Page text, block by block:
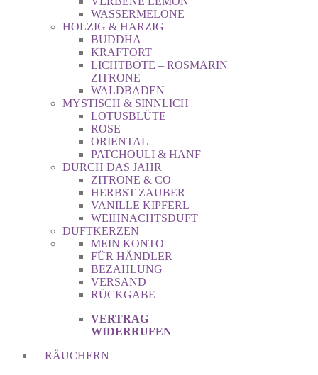
WASSERMELONE
HOLZIG & HARZIG
BUDDHA
KRAFTORT
LICHTBOTE – ROSMARIN
ZITRONE
WALDBADEN
MYSTISCH & SINNLICH
LOTUSBLÜTE
ROSE
ORIENTAL
PATCHOULI & HANF
DURCH DAS JAHR
ZITRONE & CO
HERBST ZAUBER
VANILLE KIPFERL
WEIHNACHTSDUFT
DUFTKERZEN
MEIN KONTO
FÜR HÄNDLER
BEZAHLUNG
VERSAND
RÜCKGABE
VERTRAG
WIDERRUFEN
RÄUCHERN